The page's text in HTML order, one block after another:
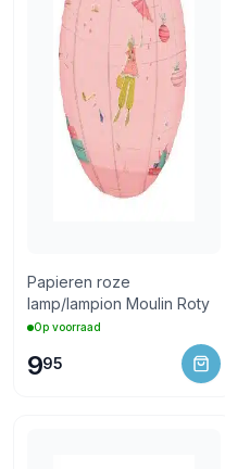
Papieren roze
lamp/lampion Moulin Roty
Op voorraad
995